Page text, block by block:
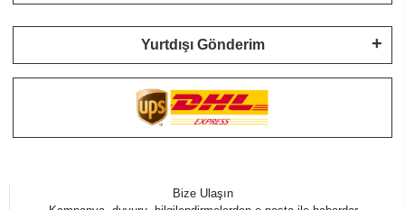
Yurtdışı Gönderim
Bize Ulaşın